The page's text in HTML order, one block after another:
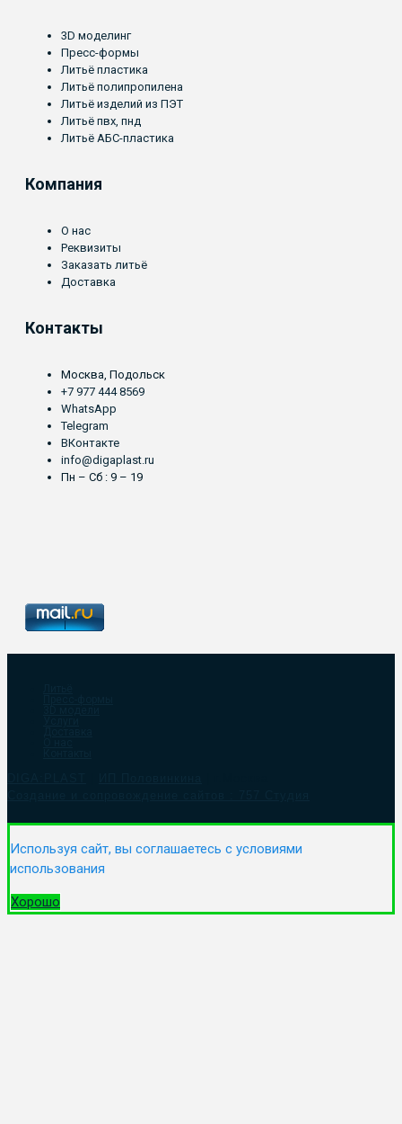
Контакты
Москва, Подольск
+7 977 444 8569
WhatsApp
Telegram
ВКонтакте
info@digaplast.ru
Пн – Сб : 9 – 19
Компания
О нас
Реквизиты
Заказать литьё
Доставка
3D моделинг
Пресс-формы
Литьё пластика
Литьё полипропилена
Литьё изделий из ПЭТ
Литьё пвх, пнд
Литьё АБС-пластика
Используя сайт, вы соглашаетесь с условиями
использования
Хорошо